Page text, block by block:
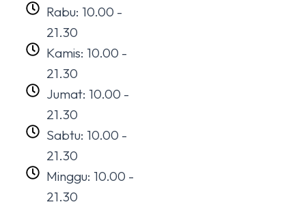
Rabu: 10.00 -
21.30
Kamis: 10.00 -
21.30
Jumat: 10.00 -
21.30
Sabtu: 10.00 -
21.30
Minggu: 10.00 -
21.30